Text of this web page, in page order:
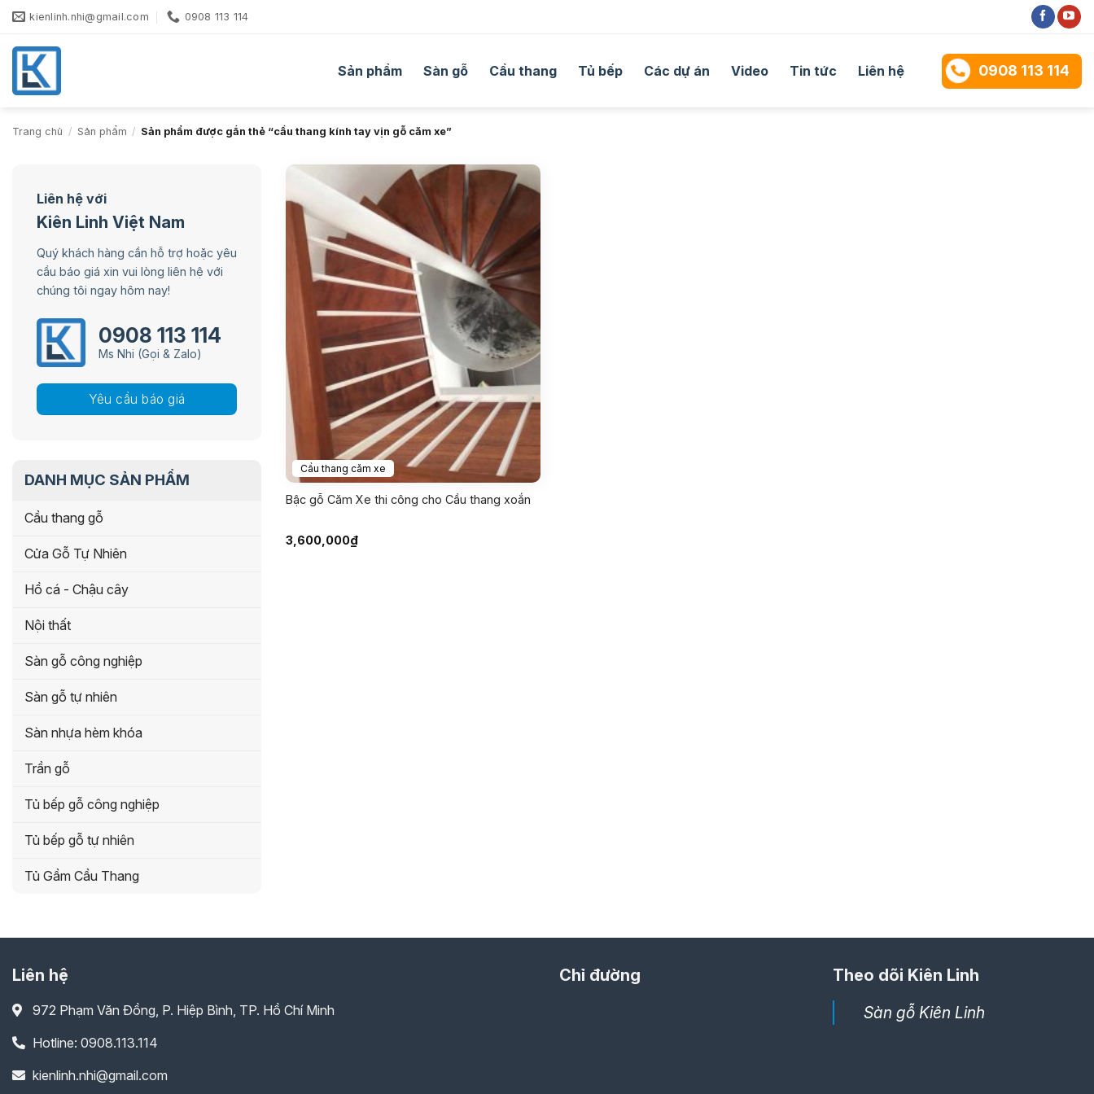
Bỏ
nội
dung
kienlinh.nhi@gmail.com 0908 113 114
Sản phẩm Sàn gỗ Cầu thang Tủ bếp Các dự án Video Tin tức Liên hệ 0908 113 114
Trang chủ / Sản phẩm / Sản phẩm được gắn thẻ “cầu thang kính tay vịn gỗ căm xe”
Liên hệ với
Kiên Linh Việt Nam
Quý khách hàng cần hỗ trợ hoặc yêu
cầu báo giá xin vui lòng liên hệ với
chúng tôi ngay hôm nay!
0908 113 114
Ms Nhi (Gọi & Zalo)
Yêu cầu báo giá
DANH MỤC SẢN PHẨM
Cầu thang gỗ
Cửa Gỗ Tự Nhiên
Hồ cá - Chậu cây
Nội thất
Sàn gỗ công nghiệp
Sàn gỗ tự nhiên
Sàn nhựa hèm khóa
Trần gỗ
Tủ bếp gỗ công nghiệp
Tủ bếp gỗ tự nhiên
Tủ Gầm Cầu Thang
Cầu thang căm xe
Bậc gỗ Căm Xe thi công cho Cầu thang xoắn
3,600,000₫
Liên hệ
972 Phạm Văn Đồng, P. Hiệp Bình, TP. Hồ Chí Minh
Hotline: 0908.113.114
kienlinh.nhi@gmail.com
Chỉ đường
Theo dõi Kiên Linh
Sàn gỗ Kiên Linh